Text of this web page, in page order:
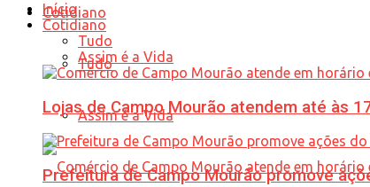
Cotidiano
Tudo
Assim é a Vida
Início
Cotidiano
Tudo
Assim é a Vida
Lojas de Campo Mourão atendem até às
Prefeitura de Campo Mourão promove